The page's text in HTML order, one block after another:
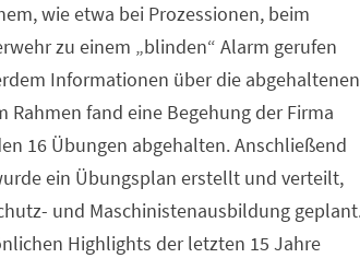
wie etwa bei Prozessionen, beim
zu einem „blinden“ Alarm gerufen
Informationen über die abgehaltenen
fand eine Begehung der Firma
16 Übungen abgehalten. Anschließend
ein Übungsplan erstellt und verteilt,
und Maschinistenausbildung
Highlights der letzten 15 Jahre